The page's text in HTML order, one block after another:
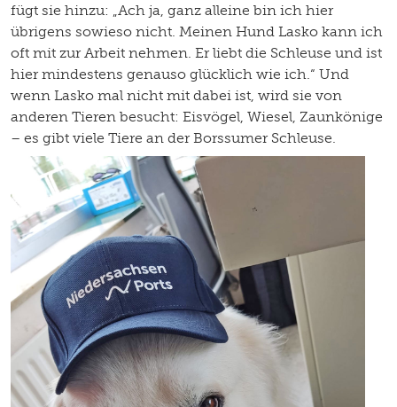
fügt sie hinzu: „Ach ja, ganz alleine bin ich hier
übrigens sowieso nicht. Meinen Hund Lasko kann ich
oft mit zur Arbeit nehmen. Er liebt die Schleuse und ist
hier mindestens genauso glücklich wie ich.“ Und
wenn Lasko mal nicht mit dabei ist, wird sie von
anderen Tieren besucht: Eisvögel, Wiesel, Zaunkönige
– es gibt viele Tiere an der Borssumer Schleuse.